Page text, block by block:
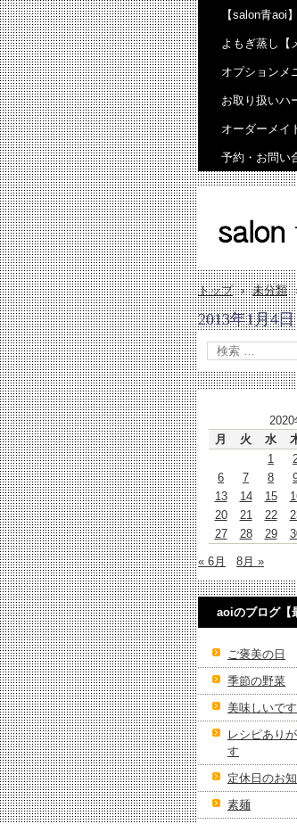
【salon青aoi
よもぎ蒸し【
オプションメ
お取り扱いハ
オーダーメイ
予約・お問い
トップ › 未分類
2013年1月4
2020
月
火 水
1
6
7 8
13
14 15
20
21 22
27
28 29
« 6月 8月 »
aoiのブログ【
ご褒美の日
季節の野菜
美味しいです
レシピあり
す
定休日のお
素麺